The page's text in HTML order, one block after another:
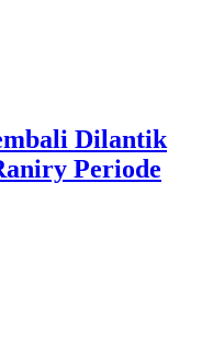
Dilantik
Periode